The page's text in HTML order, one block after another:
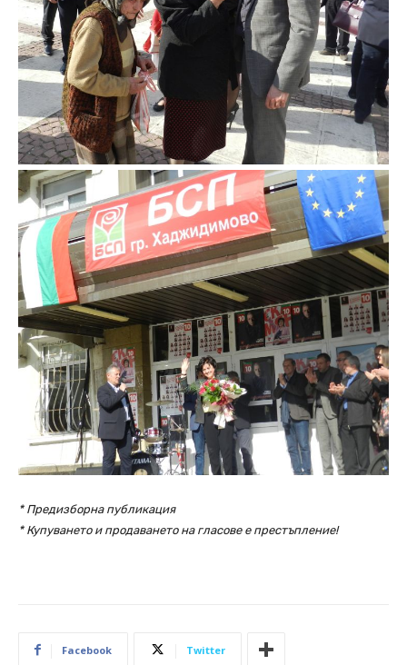
* Предизборна публикация
* Купуването и продаването на гласове е престъпление!
Facebook Twitter